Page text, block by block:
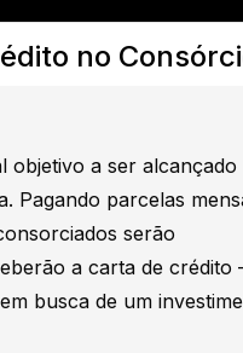
no
objetivo a ser
Pagando parcelas
serão
a carta de crédito
busca de um